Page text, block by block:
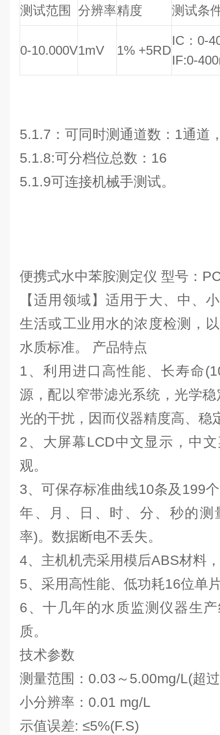
测试范围 分辨率精度 测试条
0-10.000V1mV 1% +5RD
IC：0-
IF:0-
5.1.7：可同时测通道数：1通道
5.1.8:可分档位总数：16
5.1.9可连接机械手测试。
便携式水中苯胺测定仪 型号：
【适用领域】适用于大、中、
生活或工业用水的浓度检测，
水质标准。 产品特点
1、利用进口高性能、长寿命
源，配以窄带滤光系统，光学
光的干扰，因而仪器精度高、稳
2、大屏幕LCD中文显示，中
观。
3、可保存标准曲线10条及199
年、月、日、时、分、秒的测
率)。数据断电不丢失。
4、主机机壳采用模后ABS材料
5、采用高性能、低功耗16位单
6、十几年的水质监测仪器生
质。
技术参数
测量范围：0.03～5.00mg/L(超
小分辨率：0.01 mg/L
示值误差: ≤5%(F.S)